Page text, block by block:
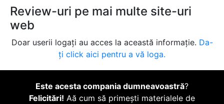
Review-uri pe mai multe site-uri
web
Doar userii logați au acces la această informație. Da-
ți click aici pentru a vă loga.
Este acesta compania dumneavoastră?
Felicitări! Aă cum să primești materialele de